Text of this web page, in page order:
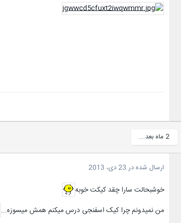
2 ماه بعد...
ارسال شده در 23 دی، 2013
خوشبحالت سارا چقد کیکت خوبه
من نمیدونم چرا کیک اسفنجی درس میکنم همش میسوزه...